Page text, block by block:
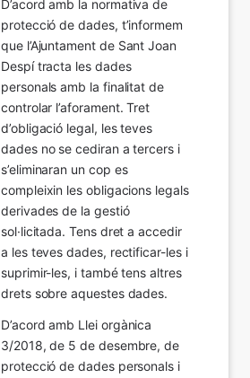
D’acord amb la normativa de
protecció de dades, t’informem
que l’Ajuntament de Sant Joan
Despí tracta les dades
personals amb la finalitat de
controlar l’aforament. Tret
d’obligació legal, les teves
dades no se cediran a tercers i
s’eliminaran un cop es
compleixin les obligacions legals
derivades de la gestió
sol·licitada. Tens dret a accedir
a les teves dades, rectificar-les i
suprimir-les, i també tens altres
drets sobre aquestes dades.
D’acord amb Llei orgànica
3/2018, de 5 de desembre, de
protecció de dades personals i